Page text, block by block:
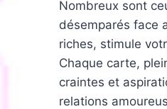
Nombreux sont
désemparés face
riches, stimule
Chaque carte,
craintes et
relations